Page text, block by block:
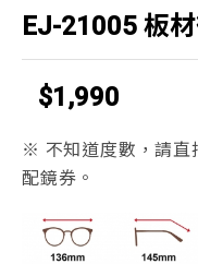
EJ-21005 板
$1,990
※ 不知道度數，請直
配鏡券。